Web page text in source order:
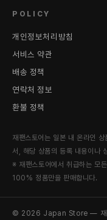
POLICY
개인정보처리방침
서비스 약관
배송 정책
연락처 정보
환불 정책
재팬스토어는 일본 내 온라인
서, 해당 상품의 등록 내용이나
※ 재팬스토어에서 취급하는 모
100% 정품만을 판매합니다.
© 2026 Japan Store — 재